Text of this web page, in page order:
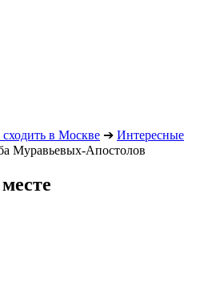
в Москве ➔ Интересные
Муравьевых-Апостолов